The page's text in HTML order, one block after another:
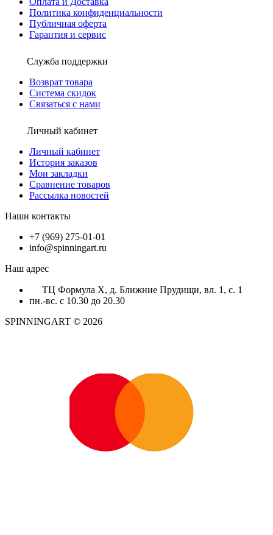
Политика конфиденциальности
Публичная оферта
Гарантия и сервис
Служба поддержки
Возврат товара
Система скидок
Связаться с нами
Личный кабинет
Личный кабинет
История заказов
Мои закладки
Сравнение товаров
Рассылка новостей
Наши контакты
+7 (969) 275-01-01
info@spinningart.ru
Наш адрес
ТЦ Формула X, д. Ближние Прудищи, вл. 1, с. 1
пн.-вс. с 10.30 до 20.30
SPINNINGART © 2026